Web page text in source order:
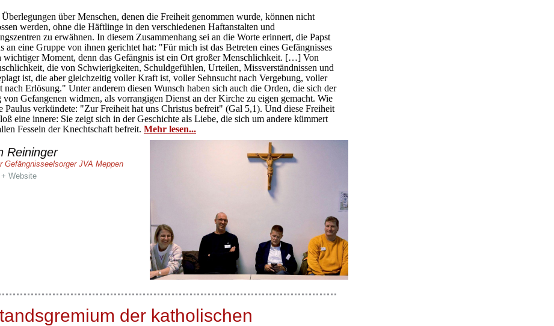
über Menschen, denen die Freiheit genommen wurde, können nicht
werden, ohne die Häftlinge in den verschiedenen Haftanstalten und
zu erwähnen. In diesem Zusammenhang sei an die Worte erinnert, die Papst
an eine Gruppe von ihnen gerichtet hat: "Für mich ist das Betreten eines Gefängnisses
wichtiger Moment, denn das Gefängnis ist ein Ort großer Menschlichkeit. […] Von
die von Schwierigkeiten, Schuldgefühlen, Urteilen, Missverständnissen und
ist, die aber gleichzeitig voller Kraft ist, voller Sehnsucht nach Vergebung, voller
nach Erlösung." Unter anderem diesen Wunsch haben sich auch die Orden, die sich der
von Gefangenen widmen, als vorrangigen Dienst an der Kirche zu eigen gemacht. Wie
Paulus verkündete: "Zur Freiheit hat uns Christus befreit" (Gal 5,1). Und diese Freiheit
eine innere: Sie zeigt sich in der Geschichte als Liebe, die sich um andere kümmert
Fesseln der Knechtschaft befreit. Mehr lesen...
Reininger
Gefängnisseelsorger JVA Meppen
+ Website
der katholischen